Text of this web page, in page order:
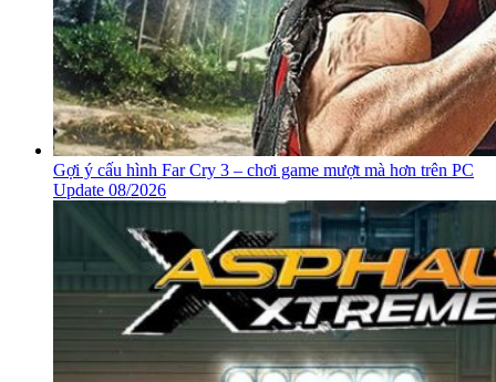
Gợi ý cấu hình Far Cry 3 – chơi game mượt mà hơn trên PC
Update 08/2026